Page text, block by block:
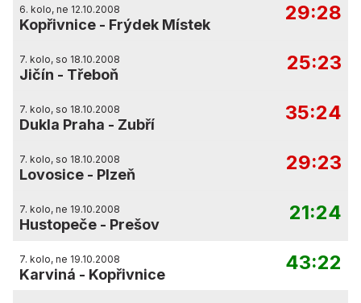
6. kolo, ne 12.10.2008
Kopřivnice - Frýdek Místek
29:28
7. kolo, so 18.10.2008
Jičín - Třeboň
25:23
7. kolo, so 18.10.2008
Dukla Praha - Zubří
35:24
7. kolo, so 18.10.2008
Lovosice - Plzeň
29:23
7. kolo, ne 19.10.2008
Hustopeče - Prešov
21:24
7. kolo, ne 19.10.2008
Karviná - Kopřivnice
43:22